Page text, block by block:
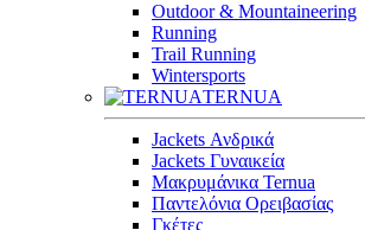
Outdoor & Mountaineering
Running
Trail Running
Wintersports
TERNUA
Jackets Ανδρικά
Jackets Γυναικεία
Μακρυμάνικα Ternua
Παντελόνια Ορειβασίας
Γκέτες